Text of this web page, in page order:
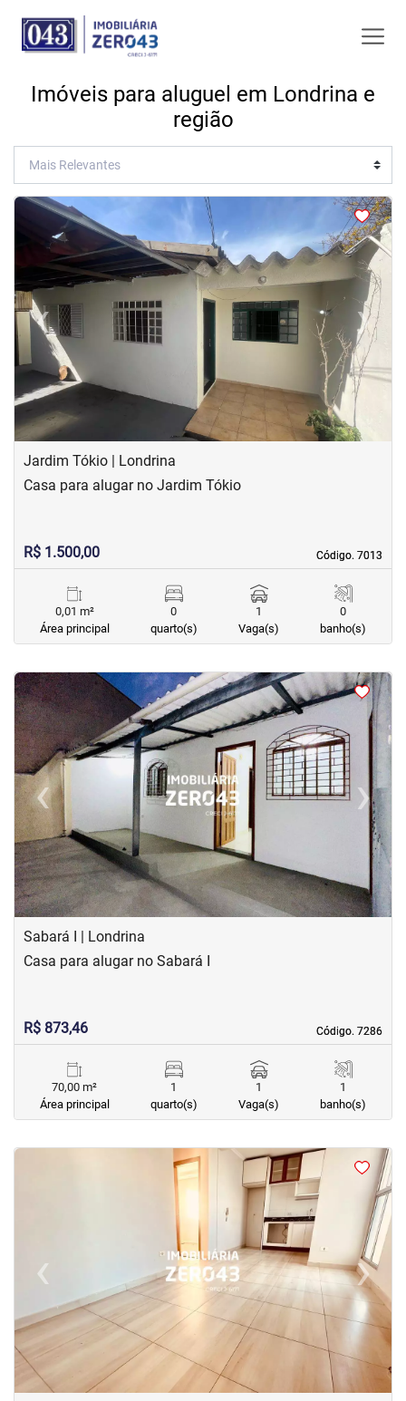
Imóveis para aluguel em Londrina e
região
< <<<
‹Previous ›Next
Jardim Tókio | Londrina
Código. 7013
Código. 7013
Casa para alugar no Jardim Tókio
R$ 1.500,00
0,01 m²
Área principal
0
quarto(s)
1
Vaga(s)
0
banho(s)
<<<<
‹Previous ›
Next
Sabará I | Londrina
Código. 7286
Código. 7286
Casa para alugar no Sabará I
R$ 873,46
70,00 m²
Área principal
1
quarto(s)
1
Vaga(s)
1
banho(s)
‹Previous ›Next